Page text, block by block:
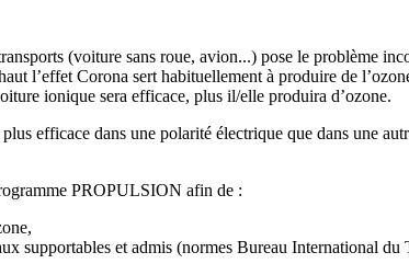
(voiture sans roue, avion...) pose le problème
l’effet Corona sert habituellement à produire de
ionique sera efficace, plus il/elle produira d’ozone.
efficace dans une polarité électrique que dans une
PROPULSION afin de :
supportables et admis (normes Bureau International